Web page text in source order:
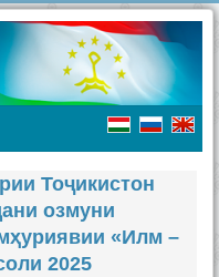
Тоҷикистон
озмуни
«Илм –
2025